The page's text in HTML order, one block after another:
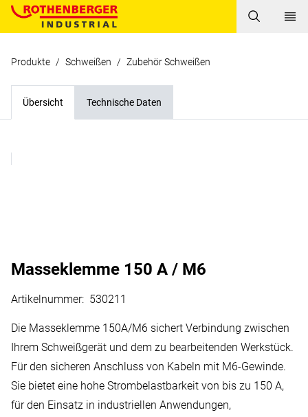
Produkte / Schweißen / Zubehör Schweißen
Übersicht Technische Daten
Masseklemme 150 A / M6
Artikelnummer: 530211
Die Masseklemme 150A/M6 sichert Verbindung zwischen
Ihrem Schweißgerät und dem zu bearbeitenden Werkstück.
Für den sicheren Anschluss von Kabeln mit M6-Gewinde.
Sie bietet eine hohe Strombelastbarkeit von bis zu 150 A,
für den Einsatz in industriellen Anwendungen,